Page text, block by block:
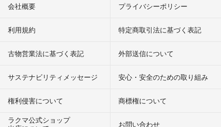
会社概要 プライバシーポリシー
利用規約 特定商取引法に基づく表記
古物営業法に基づく表記 外部送信について
サステナビリティメッセージ 安心・安全のための取り組み
権利侵害について
商標権について
ラクマ公式ショップ
お問い合わせ